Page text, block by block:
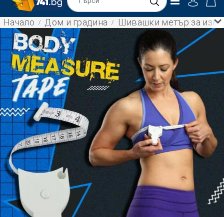
Начало Дом и градина Шивашки метър за